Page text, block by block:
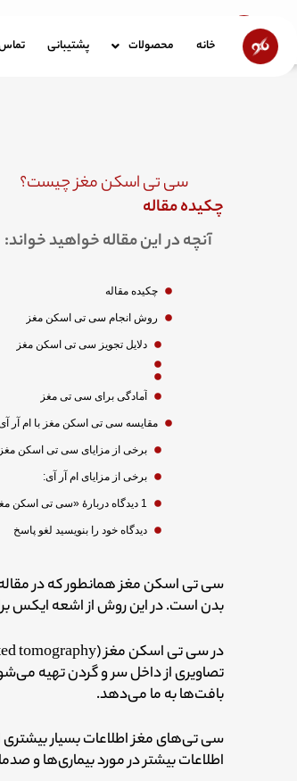
محتوا
خانه محصولات پشتیبانی تماس
سی تی اسکن مغز چیست؟
چکیده مقاله
آنچه در این مقاله خواهید خواند:
چکیده مقاله
روش انجام سی تی اسکن مغز
دلایل تجویز سی تی اسکن مغز
آمادگی برای سی تی مغز
مقایسه سی تی اسکن مغز با ام آر
برخی از مزایای سی تی اسکن
برخی از مزایای ام آر آی:
1 دیدگاه دربارهٔ «سی تی اسکن مغز چیست؟»
دیدگاه‌ خود را بنویسید لغو پاسخ
سی تی اسکن مغز همانطور که در
بدن است.در این روش از اشعه ایکس
تصاویری از داخل سر و گردن تهیه
بافت‌ها به ما می‌دهد.
سی تی‌های مغز اطلاعات بسیار
اطلاعات بیشتر در مورد بیماری‌ها و